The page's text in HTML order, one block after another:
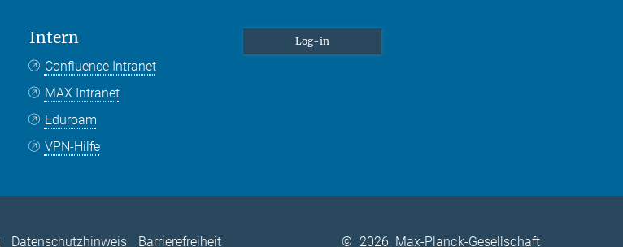
Intern
Confluence Intranet
MAX Intranet
Eduroam
VPN-Hilfe
Log-in
Datenschutzhinweis Barrierefreiheit © 2026, Max-Planck-Gesellschaft